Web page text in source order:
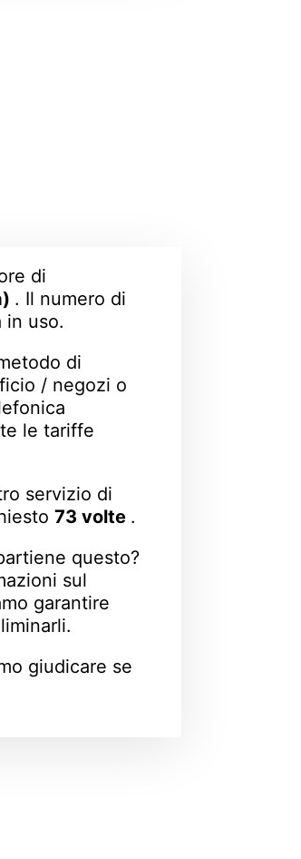
di
. Il numero di
in uso.
di
/ negozi o
le tariffe
servizio di
73 volte .
questo?
sul
garantire
giudicare se